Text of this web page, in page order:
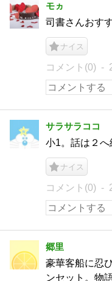
モヵ
司書さんおす
ナイス
コメント(0)
サラサラココ
小1。話は２へ
ナイス
コメント(0)
郷里
豪華客船に忍
ンセット。物